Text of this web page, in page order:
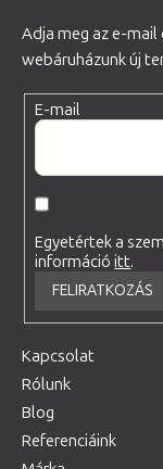
Adja meg az e-
webáruházunk új
E-mail
Egyetértek a
információitt.
FELIRATKOZÁS
Kapcsolat
Rólunk
Blog
Referenciáink